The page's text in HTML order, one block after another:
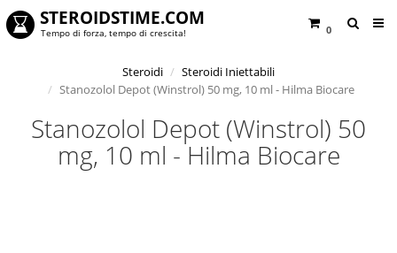
0
STEROIDSTIME.COM
Tempo di forza, tempo di crescita!
Steroidi
Steroidi Iniettabili
Stanozolol Depot (Winstrol) 50 mg, 10 ml - Hilma Biocare
Stanozolol Depot (Winstrol) 50
mg, 10 ml - Hilma Biocare